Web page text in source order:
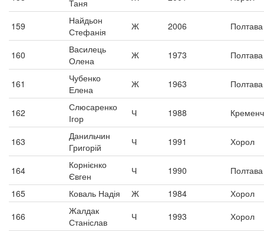
Таня
159
Найдьон
Стефанія
Ж 2006 Полтава
160
Василець
Олена
Ж 1973 Полтава
161
Чубенко
Елена
Ж 1963 Полтава
162
Слюсаренко
Ігор
Ч 1988
163
Данильчин
Григорій
Ч 1991 Хорол
164
Корнієнко
Євген
Ч 1990
Полтава
165
Коваль Надія Ж 1984
Хорол
166
Жалдак
Станіслав
Ч 1993 Хорол